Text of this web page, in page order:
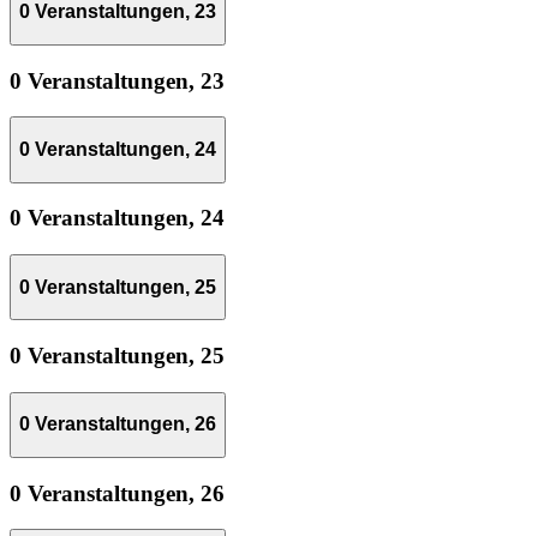
0 Veranstaltungen, 23
0 Veranstaltungen, 23
0 Veranstaltungen, 24
0 Veranstaltungen, 24
0 Veranstaltungen, 25
0 Veranstaltungen, 25
0 Veranstaltungen, 26
0 Veranstaltungen, 26